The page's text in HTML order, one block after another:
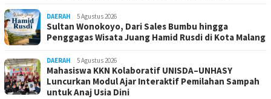
DAERAH 5 Agustus 2026
Sultan Wonokoyo, Dari Sales Bumbu hingga
Penggagas Wisata Juang Hamid Rusdi di Kota Malang
DAERAH 5 Agustus 2026
Mahasiswa KKN Kolaboratif UNISDA–UNHASY
Luncurkan Modul Ajar Interaktif Pemilahan Sampah
untuk Anaj Usia Dini